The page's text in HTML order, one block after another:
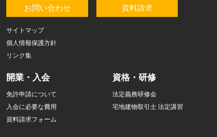
お問い合わせ 資料請求
サイトマップ
個人情報保護方針
リンク集
開業・入会
免許申請について
入会に必要な費用
資料請求フォーム
資格・研修
法定義務研修会
宅地建物取引士 法定講習